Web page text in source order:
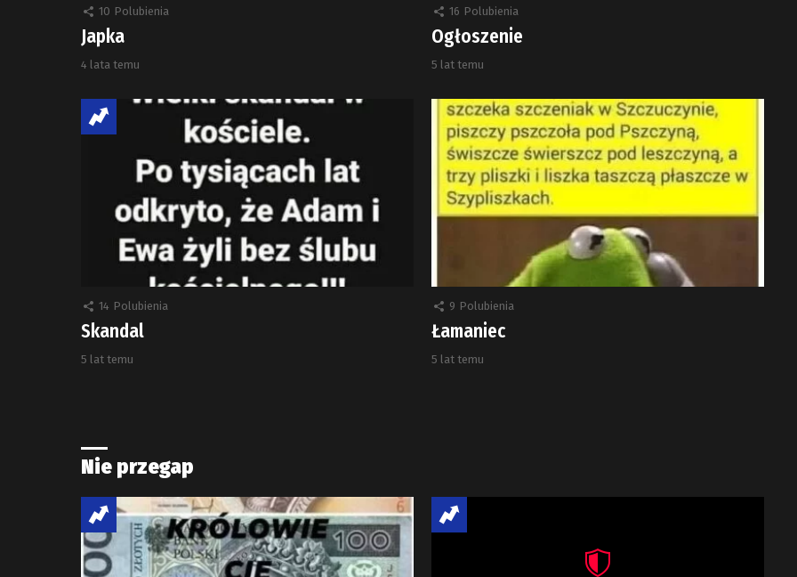
10 Polubienia
Japka
4 lata temu
16 Polubienia
Ogłoszenie
5 lat temu
14 Polubienia
Skandal
5 lat temu
9 Polubienia
Łamaniec
5 lat temu
Nie przegap